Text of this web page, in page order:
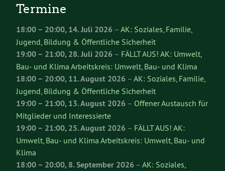
Termine
18:00– 20:00,14. Juli 2026 – AK: Soziales, Familie,
Jugend, Bildung & Öffentliche Sicherheit
19:00– 21:00,28. Juli 2026 – FÄLLT AUS! AK: Umwelt,
Bau- und Klima Arbeitskreis: Umwelt, Bau- und Klima
18:00– 20:00,11. August 2026 – AK: Soziales, Familie,
Jugend, Bildung & Öffentliche Sicherheit
19:00– 21:00,13. August 2026 – Offener Austausch für
Mitglieder und Interessierte
19:00– 21:00,25. August 2026 – FÄLLT AUS! AK:
Umwelt, Bau- und Klima Arbeitskreis: Umwelt, Bau- und
Klima
18:00– 20:00,8. September 2026 – AK: Soziales,